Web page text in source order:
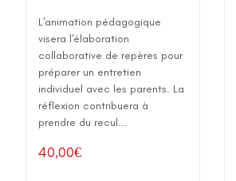
L'animation pédagogique
visera l'élaboration
collaborative de repères pour
préparer un entretien
individuel avec les parents. La
réflexion contribuera à
prendre du recul...
40,00€